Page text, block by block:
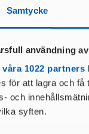
Samtycke
användning
våra 1022 partners
för att lagra och få
och
syften.